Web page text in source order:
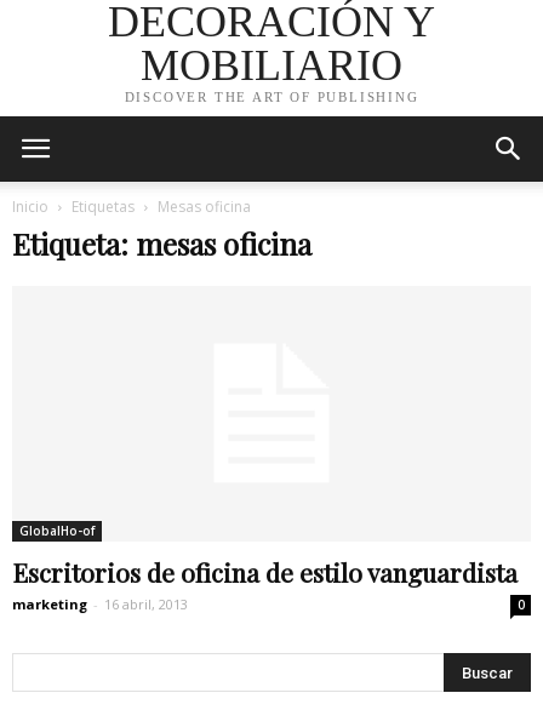
DECORACIÓN Y
MOBILIARIO
DISCOVER THE ART OF PUBLISHING
Inicio Etiquetas Mesas oficina
Etiqueta: mesas oficina
GlobalHo-of
Escritorios de oficina de estilo vanguardista
marketing - 16 abril, 2013 0